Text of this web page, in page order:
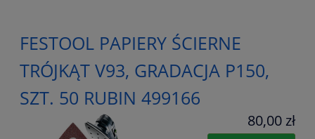
FESTOOL PAPIERY ŚCIERNE
TRÓJKĄT V93, GRADACJA P150,
SZT. 50 RUBIN 499166
80,00 zł